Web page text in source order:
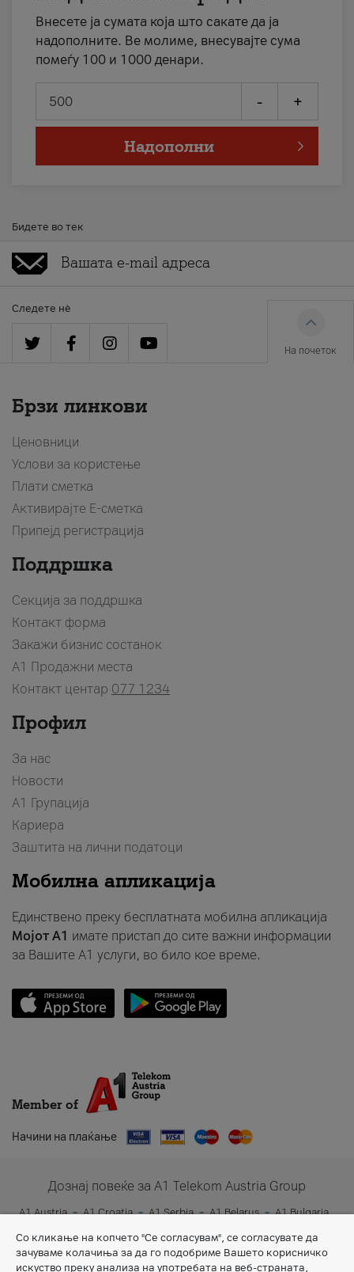
Внесете ја сумата која што сакате да ја
надополните. Ве молиме, внесувајте сума
помеѓу 100 и 1000 денари.
- +
Надополни
Бидете во тек
Следете нè
На почеток
Брзи линкови
Ценовници
Услови за користење
Плати сметка
Активирајте Е-сметка
Припејд регистрација
Поддршка
Секција за поддршка
Контакт форма
Закажи бизнис состанок
A1 Продажни места
Контакт центар 077 1234
Профил
За нас
Новости
А1 Групација
Кариера
Заштита на лични податоци
Мобилна апликација
Единствено преку бесплатната мобилна апликација
Мојот A1 имате пристап до сите важни информации
за Вашите A1 услуги, во било кое време.
Member of
Начини на плаќање
Дознај повеќе за A1 Telekom Austria Group
A1 Austria A1 Croatia A1 Serbia A1 Belarus
A1 Bulgaria
Со кликање на копчето "Се согласувам", се согласувате да
зачуваме колачиња за да го подобриме Вашето корисничко
искуство преку анализа на употребата на веб-страната,